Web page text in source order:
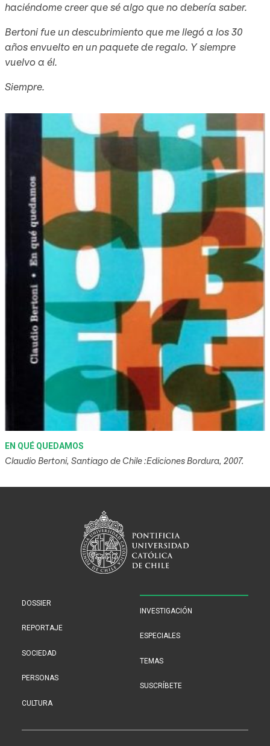
haciéndome creer que sé algo que no debería saber.
Bertoni fue un descubrimiento que me llegó a los 30
años envuelto en un paquete de regalo. Y siempre
vuelvo a él.
Siempre.
EN QUÉ QUEDAMOS
Claudio Bertoni, Santiago de Chile :Ediciones Bordura, 2007.
DOSSIER
REPORTAJE
SOCIEDAD
PERSONAS
CULTURA
INVESTIGACIÓN
ESPECIALES
TEMAS
SUSCRÍBETE